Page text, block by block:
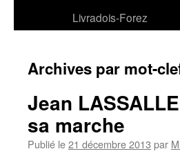
Livradois-Forez
Archives par mot-
Jean
sa marche
Publié le21 décembre 2013 par